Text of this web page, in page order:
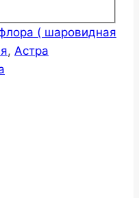
( шаровидная
, Астра